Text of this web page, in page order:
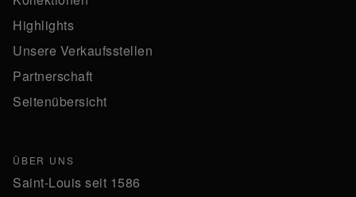
Highlights
Unsere Verkaufsstellen
Partnerschaft
Seitenübersicht
ÜBER UNS
Saint-Louis seit 1586